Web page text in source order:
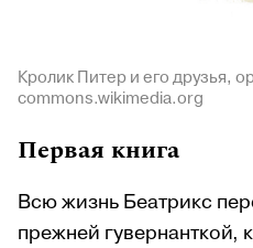
Кролик Питер и его друзья,
commons.wikimedia.org
Первая книга
Всю жизнь Беатрикс
прежней гувернанткой,